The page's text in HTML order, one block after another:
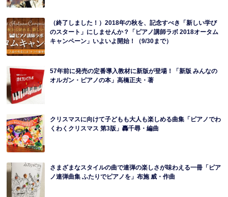
（終了しました！）2018年の秋を、記念すべき「新しい学び
のスタート」にしませんか？「ピアノ講師ラボ 2018オータム
キャンペーン」いよいよ開始！（9/30まで）
57年前に発売の定番導入教材に新版が登場！「新版 みんなの
オルガン・ピアノの本」高橋正夫・著
クリスマスに向けて子どもも大人も楽しめる曲集「ピアノでわ
くわくクリスマス 第3版」轟千尋・編曲
さまざまなスタイルの曲で連弾の楽しさが味わえる一冊「ピア
ノ連弾曲集 ふたりでピアノを」布施 威・作曲